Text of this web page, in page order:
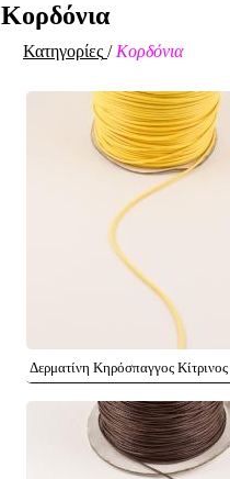
Κορδόνια
Κατηγορίες / Κορδόνια
Δερματίνη Κηρόσπαγγος